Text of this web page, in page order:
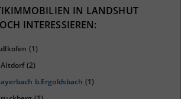
IN LANDSHUT
INTERESSIEREN:
(1)
(2)
b.Ergoldsbach (1)